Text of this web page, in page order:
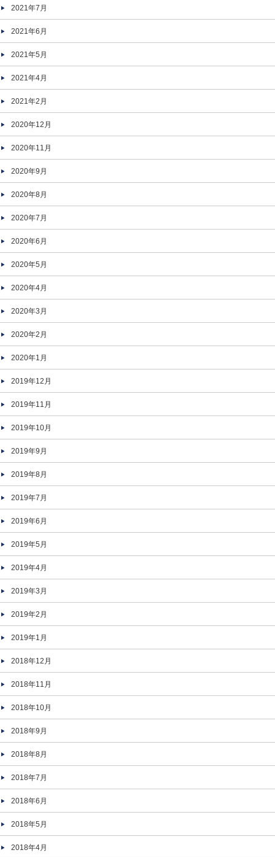
2021年7月
2021年6月
2021年5月
2021年4月
2021年2月
2020年12月
2020年11月
2020年9月
2020年8月
2020年7月
2020年6月
2020年5月
2020年4月
2020年3月
2020年2月
2020年1月
2019年12月
2019年11月
2019年10月
2019年9月
2019年8月
2019年7月
2019年6月
2019年5月
2019年4月
2019年3月
2019年2月
2019年1月
2018年12月
2018年11月
2018年10月
2018年9月
2018年8月
2018年7月
2018年6月
2018年5月
2018年4月